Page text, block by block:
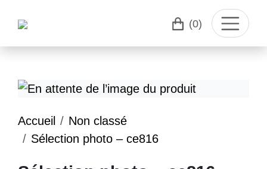
(0)
Accueil
Non classé
Sélection photo – ce816